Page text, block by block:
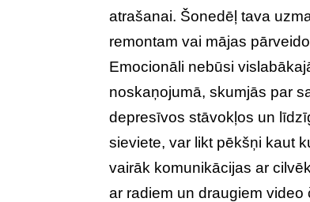
atrašanai. Šonedēļ tava
remontam vai mājas
Emocionāli nebūsi
noskaņojumā, skumjās par
depresīvos stāvokļos un
sieviete, var likt pēkšņi kaut
vairāk komunikācijas ar
ar radiem un draugiem video